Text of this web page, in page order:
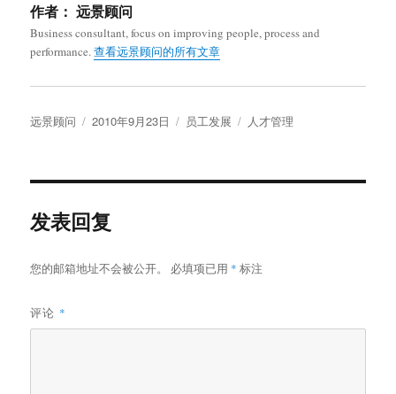
作者： 远景顾问
Business consultant, focus on improving people, process and
performance.查看远景顾问的所有文章
作
远景顾问
发
2010年9月23日
分
员工发展
标
人才管理
发表回复
您的邮箱地址不会被公开。 必填项已用 * 标注
评论 *